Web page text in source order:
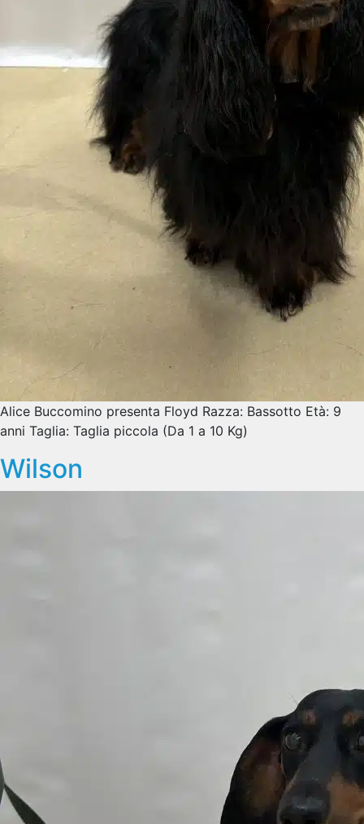
Alice Buccomino presenta Floyd Razza: Bassotto Età: 9
anni Taglia: Taglia piccola (Da 1 a 10 Kg)
Wilson